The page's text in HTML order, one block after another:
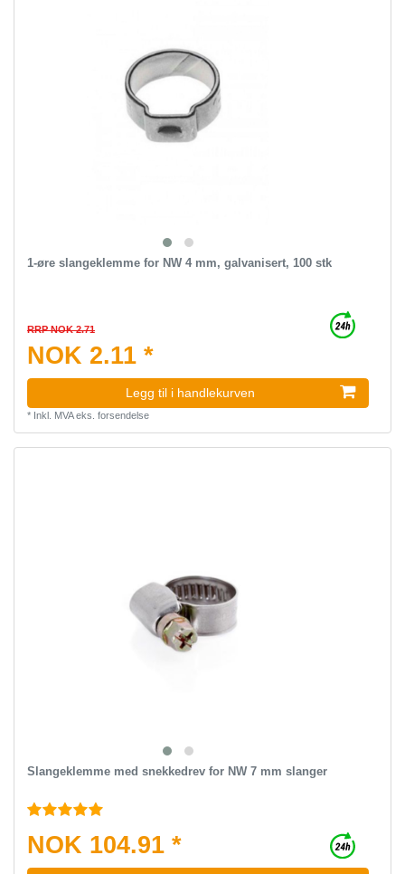
1-øre slangeklemme for NW 4 mm, galvanisert, 100 stk
RRP NOK 2.71
NOK 2.11 *
Legg til i handlekurven
* Inkl. MVAeks. forsendelse
Slangeklemme med snekkedrev for NW 7 mm slanger
NOK 104.91 *